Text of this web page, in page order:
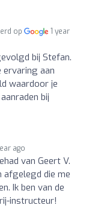
op
1 year
bij Stefan.
ervaring aan
waardoor je
bij
ago
van Geert V.
afgelegd die me
Ik ben van de
instructeur!